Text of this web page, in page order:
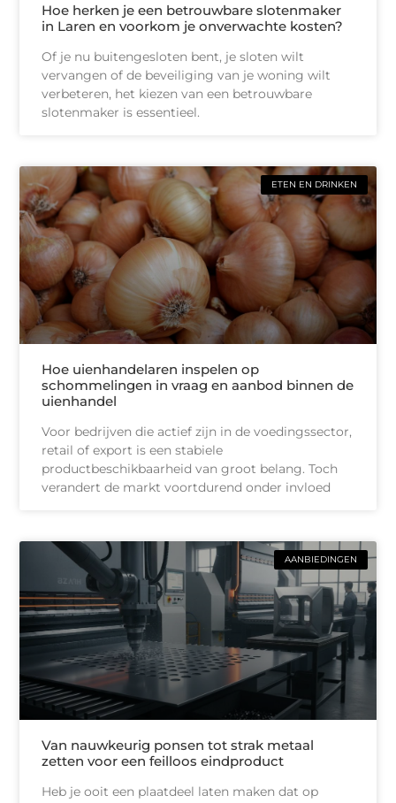
Hoe herken je een betrouwbare slotenmaker
in Laren en voorkom je onverwachte kosten?
Of je nu buitengesloten bent, je sloten wilt
vervangen of de beveiliging van je woning wilt
verbeteren, het kiezen van een betrouwbare
slotenmaker is essentieel.
ETEN EN DRINKEN
Hoe uienhandelaren inspelen op
schommelingen in vraag en aanbod binnen de
uienhandel
Voor bedrijven die actief zijn in de voedingssector,
retail of export is een stabiele
productbeschikbaarheid van groot belang. Toch
verandert de markt voortdurend onder invloed
AANBIEDINGEN
Van nauwkeurig ponsen tot strak metaal
zetten voor een feilloos eindproduct
Heb je ooit een plaatdeel laten maken dat op